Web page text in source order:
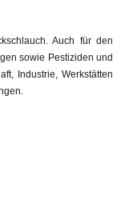
Auch für den
sowie Pestiziden und
Industrie, Werkstätten